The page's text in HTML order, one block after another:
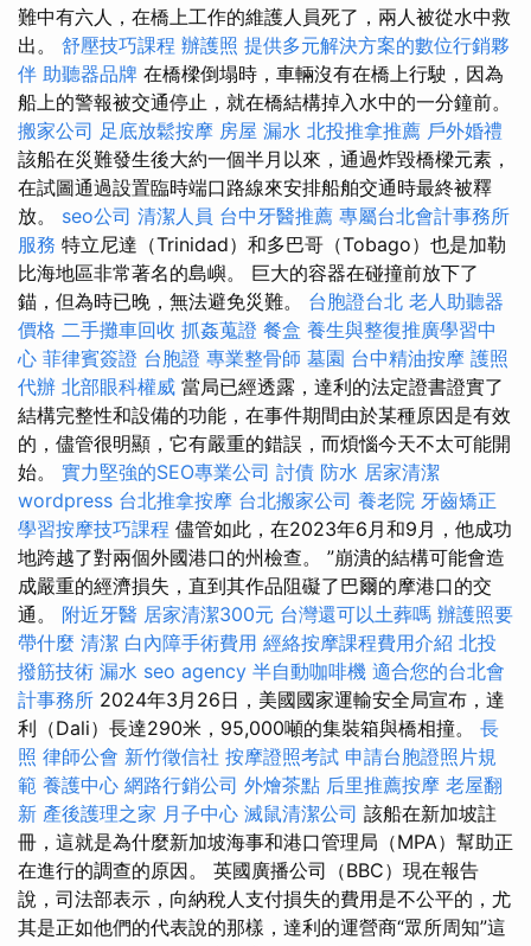
難中有六人，在橋上工作的維護人員死了，兩人被從水中救
出。 舒壓技巧課程 辦護照 提供多元解決方案的數位行銷夥
伴 助聽器品牌 在橋樑倒塌時，車輛沒有在橋上行駛，因為
船上的警報被交通停止，就在橋結構掉入水中的一分鐘前。
搬家公司 足底放鬆按摩 房屋 漏水 北投推拿推薦 戶外婚禮
該船在災難發生後大約一個半月以來，通過炸毀橋樑元素，
在試圖通過設置臨時端口路線來安排船舶交通時最終被釋
放。 seo公司 清潔人員 台中牙醫推薦 專屬台北會計事務所
服務 特立尼達（Trinidad）和多巴哥（Tobago）也是加勒
比海地區非常著名的島嶼。 巨大的容器在碰撞前放下了
錨，但為時已晚，無法避免災難。 台胞證台北 老人助聽器
價格 二手攤車回收 抓姦蒐證 餐盒 養生與整復推廣學習中
心 菲律賓簽證 台胞證 專業整骨師 墓園 台中精油按摩 護照
代辦 北部眼科權威 當局已經透露，達利的法定證書證實了
結構完整性和設備的功能，在事件期間由於某種原因是有效
的，儘管很明顯，它有嚴重的錯誤，而煩惱今天不太可能開
始。 實力堅強的SEO專業公司 討債 防水 居家清潔
wordpress 台北推拿按摩 台北搬家公司 養老院 牙齒矯正
學習按摩技巧課程 儘管如此，在2023年6月和9月，他成功
地跨越了對兩個外國港口的州檢查。 ”崩潰的結構可能會造
成嚴重的經濟損失，直到其作品阻礙了巴爾的摩港口的交
通。 附近牙醫 居家清潔300元 台灣還可以土葬嗎 辦護照要
帶什麼 清潔 白內障手術費用 經絡按摩課程費用介紹 北投
撥筋技術 漏水 seo agency 半自動咖啡機 適合您的台北會
計事務所 2024年3月26日，美國國家運輸安全局宣布，達
利（Dali）長達290米，95,000噸的集裝箱與橋相撞。 長
照 律師公會 新竹徵信社 按摩證照考試 申請台胞證照片規
範 養護中心 網路行銷公司 外燴茶點 后里推薦按摩 老屋翻
新 產後護理之家 月子中心 滅鼠清潔公司 該船在新加坡註
冊，這就是為什麼新加坡海事和港口管理局（MPA）幫助正
在進行的調查的原因。 英國廣播公司（BBC）現在報告
說，司法部表示，向納稅人支付損失的費用是不公平的，尤
其是正如他們的代表說的那樣，達利的運營商“眾所周知”這